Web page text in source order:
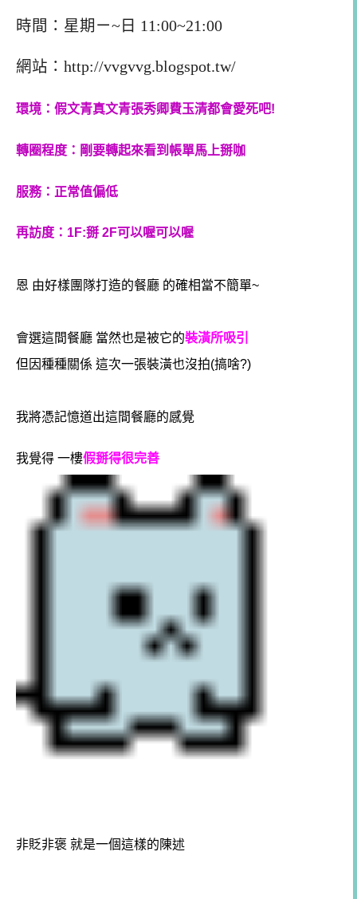
時間：星期ㄧ~日 11:00~21:00
網站：http://vvgvvg.blogspot.tw/
環境：假文青真文青張秀卿費玉清都會愛死吧!
轉圈程度：剛要轉起來看到帳單馬上掰咖
服務：正常值偏低
再訪度：1F:掰 2F可以喔可以喔
恩 由好樣團隊打造的餐廳 的確相當不簡單~
會選這間餐廳 當然也是被它的裝潢所吸引
但因種種關係 這次一張裝潢也沒拍(搞啥?)
我將憑記憶道出這間餐廳的感覺
我覺得 一樓假掰得很完善
非貶非褒 就是一個這樣的陳述